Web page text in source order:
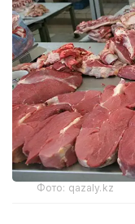
Фото: qazaly.kz